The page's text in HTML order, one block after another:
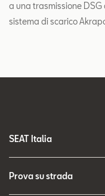
a una trasmissione
sistema di scarico
SEAT Italia
Prova su strada